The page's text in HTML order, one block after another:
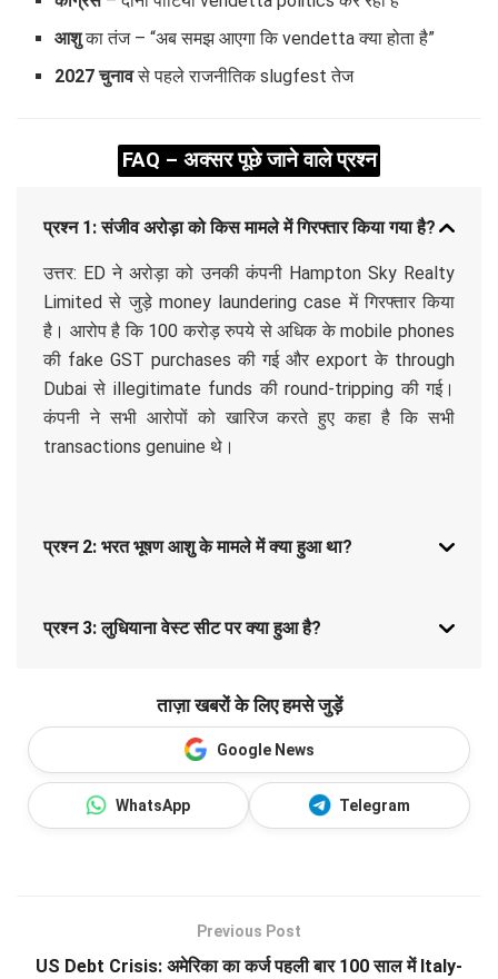
आशुका तंज – “अब समझ आएगा कि vendetta क्या होता है”
2027 चुनावसे पहले राजनीतिक slugfest तेज
FAQ – अक्सर पूछे जाने वाले प्रश्न
प्रश्न 1: संजीव अरोड़ा को किस मामले में गिरफ्तार किया गया है?
उत्तर: ED ने अरोड़ा को उनकी कंपनी Hampton Sky Realty
Limited से जुड़े money laundering case में गिरफ्तार किया
है। आरोप है कि 100 करोड़ रुपये से अधिक के mobile phones
की fake GST purchases की गई और export के through
Dubai से illegitimate funds की round-tripping की गई।
कंपनी ने सभी आरोपों को खारिज करते हुए कहा है कि सभी
transactions genuine थे।
प्रश्न 2: भरत भूषण आशु के मामले में क्या हुआ था?
प्रश्न 3: लुधियाना वेस्ट सीट पर क्या हुआ है?
ताज़ा खबरों के लिए हमसे जुड़ें
Google News
WhatsApp Telegram
Previous Post
US Debt Crisis: अमेरिका का कर्ज पहली बार 100 साल में Italy-